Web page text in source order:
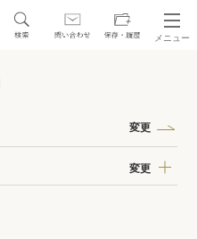
メニュー
変更
変更